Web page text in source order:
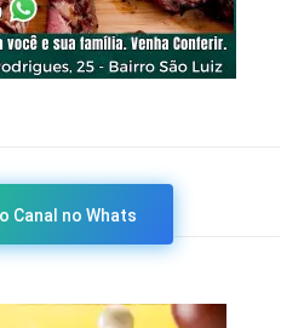
Canal no Whats